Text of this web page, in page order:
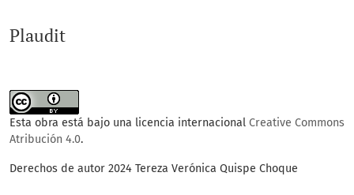
Plaudit
Esta obra está bajo una licencia internacional Creative Commons
Atribución 4.0.
Derechos de autor 2024 Tereza Verónica Quispe Choque